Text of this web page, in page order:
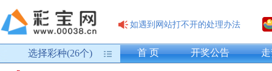
如遇到网站打不开的处理办法
选择彩种(26个) 首 页 开奖公告